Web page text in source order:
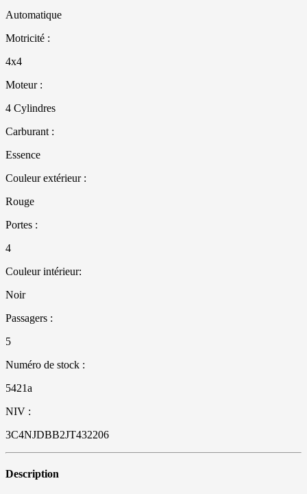
Automatique
Motricité :
4x4
Moteur :
4 Cylindres
Carburant :
Essence
Couleur extérieur :
Rouge
Portes :
4
Couleur intérieur:
Noir
Passagers :
5
Numéro de stock :
5421a
NIV :
3C4NJDBB2JT432206
Description